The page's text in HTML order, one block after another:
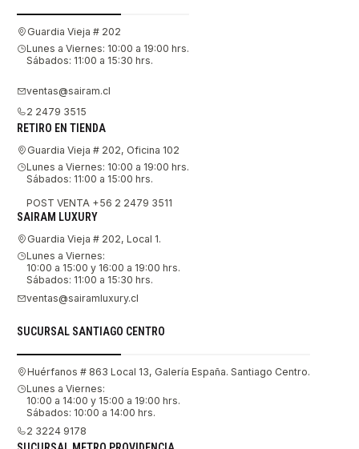
Guardia Vieja # 202
Lunes a Viernes: 10:00 a 19:00 hrs.
Sábados: 11:00 a 15:30 hrs.
ventas@sairam.cl
2 2479 3515
RETIRO EN TIENDA
Guardia Vieja # 202, Oficina 102
Lunes a Viernes: 10:00 a 19:00 hrs.
Sábados: 11:00 a 15:00 hrs.
POST VENTA +56 2 2479 3511
SAIRAM LUXURY
Guardia Vieja # 202, Local 1.
Lunes a Viernes:
10:00 a 15:00 y 16:00 a 19:00 hrs.
Sábados: 11:00 a 15:30 hrs.
ventas@sairamluxury.cl
SUCURSAL SANTIAGO CENTRO
Huérfanos # 863 Local 13, Galería España. Santiago Centro.
Lunes a Viernes:
10:00 a 14:00 y 15:00 a 19:00 hrs.
Sábados: 10:00 a 14:00 hrs.
2 3224 9178